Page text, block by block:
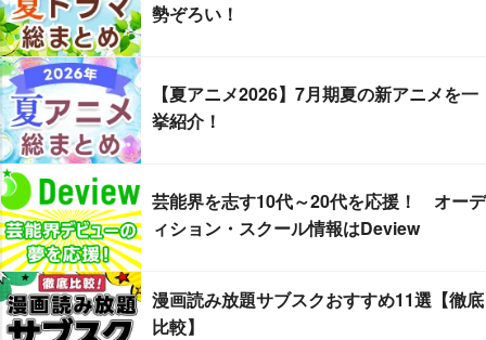
勢ぞろい！
【夏アニメ2026】7月期夏の新アニメを一
挙紹介！
芸能界を志す10代～20代を応援！ オーデ
ィション・スクール情報はDeview
漫画読み放題サブスクおすすめ11選【徹底
比較】